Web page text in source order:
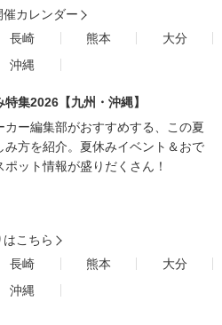
カレンダー
長崎 熊本
大分
沖縄
特集2026【九州・沖縄】
カー編集部がおすすめする、この夏
み方を紹介。夏休みイベント＆おで
ポット情報が盛りだくさん！
こちら
長崎 熊本
大分
沖縄